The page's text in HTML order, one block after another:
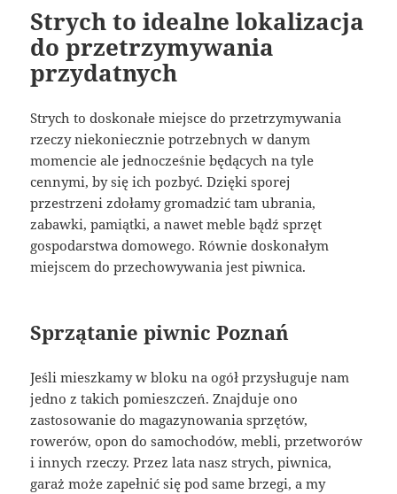
Strych to idealne lokalizacja
do przetrzymywania
przydatnych
Strych to doskonałe miejsce do przetrzymywania
rzeczy niekoniecznie potrzebnych w danym
momencie ale jednocześnie będących na tyle
cennymi, by się ich pozbyć. Dzięki sporej
przestrzeni zdołamy gromadzić tam ubrania,
zabawki, pamiątki, a nawet meble bądź sprzęt
gospodarstwa domowego. Równie doskonałym
miejscem do przechowywania jest piwnica.
Sprzątanie piwnic Poznań
Jeśli mieszkamy w bloku na ogół przysługuje nam
jedno z takich pomieszczeń. Znajduje ono
zastosowanie do magazynowania sprzętów,
rowerów, opon do samochodów, mebli, przetworów
i innych rzeczy. Przez lata nasz strych, piwnica,
garaż może zapełnić się pod same brzegi, a my